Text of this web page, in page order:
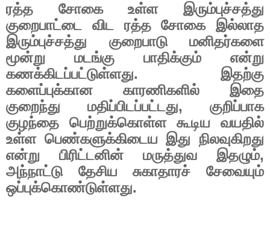
ரத்த சோகை உள்ள இரும்புச்சத்து
குறைபாட்டை விட ரத்த சோகை இல்லாத
இரும்புச்சத்து குறைபாடு மனிதர்களை
மூன்று மடங்கு பாதிக்கும் என்று
கணக்கிடப்பட்டுள்ளது. இதற்கு
களைப்புக்கான காரணிகளில் இதை
குறைந்து மதிப்பிடப்பட்டது, குறிப்பாக
குழந்தை பெற்றுக்கொள்ள கூடிய வயதில்
உள்ள பெண்களுக்கிடைய இது நிலவுகிறது
என்று பிரிட்டனின் மருத்துவ இதழும்,
அந்நாட்டு தேசிய சுகாதாரச் சேவையும்
ஒப்புக்கொண்டுள்ளது.